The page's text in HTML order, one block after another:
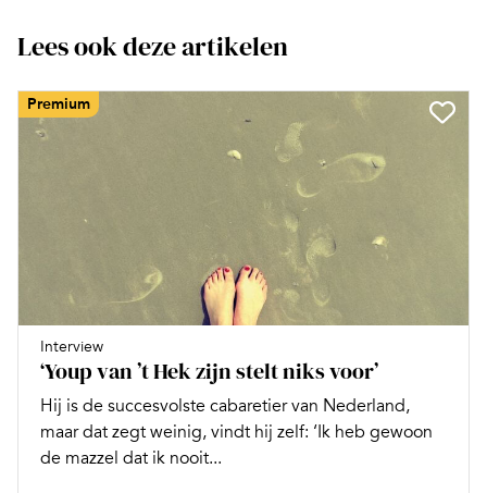
Lees ook deze artikelen
Premium
Interview
‘Youp van ’t Hek zijn stelt niks voor’
Hij is de succesvolste cabaretier van Nederland,
maar dat zegt weinig, vindt hij zelf: ‘Ik heb gewoon
de mazzel dat ik nooit...